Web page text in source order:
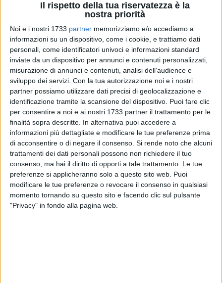
Il rispetto della tua riservatezza è la
nostra priorità
Noi e i nostri 1733 partner memorizziamo e/o accediamo a
informazioni su un dispositivo, come i cookie, e trattiamo dati
personali, come identificatori univoci e informazioni standard
inviate da un dispositivo per annunci e contenuti personalizzati,
misurazione di annunci e contenuti, analisi dell'audience e
sviluppo dei servizi. Con la tua autorizzazione noi e i nostri
partner possiamo utilizzare dati precisi di geolocalizzazione e
identificazione tramite la scansione del dispositivo. Puoi fare clic
per consentire a noi e ai nostri 1733 partner il trattamento per le
finalità sopra descritte. In alternativa puoi accedere a
informazioni più dettagliate e modificare le tue preferenze prima
di acconsentire o di negare il consenso. Si rende noto che alcuni
trattamenti dei dati personali possono non richiedere il tuo
consenso, ma hai il diritto di opporti a tale trattamento. Le tue
preferenze si applicheranno solo a questo sito web. Puoi
modificare le tue preferenze o revocare il consenso in qualsiasi
momento tornando su questo sito e facendo clic sul pulsante
"Privacy" in fondo alla pagina web.
39
Domenica 1 marzo 2020 sarà sospesa l'iniziativa del
Ministero per i beni e le attività culturali e per il turismo che
prevede in tutta Italia l'ingresso gratuito nei musei, parchi
archeologici e altri luoghi della cultura dello Stato ogni prima
domenica del mese.